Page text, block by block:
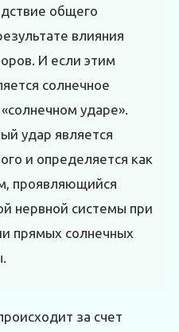
общего
влияния
И если этим
солнечное
ударе».
удар является
и определяется как
проявляющийся
нервной системы при
прямых солнечных
за счет